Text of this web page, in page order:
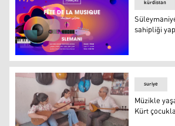
Süleymaniye, "Müzik Şöleni"ne ev
kürdistan
sahipliği
suriye
Müzikle
Kürt